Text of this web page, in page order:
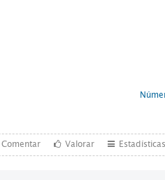
Comentar Valorar Estadísticas